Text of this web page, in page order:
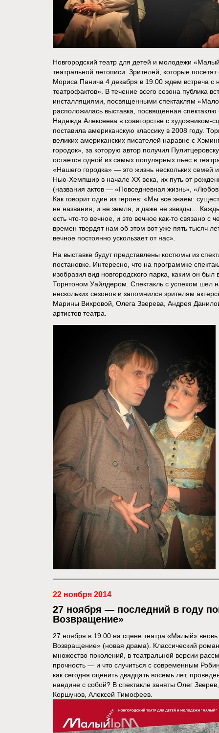
Новгородский театр для детей и молодежи
театральной летописи. Зрителей, которые
Мориса Панича 4 декабря в 19.00 ждем встреча с
театрофактов». В течение всего сезона публика
инсталляциями, посвященными спектаклям
расположилась выставка, посвященная
Надежда Алексеева в соавторстве с
поставила американскую классику в 2008 году.
великих американских писателей наравне с
городок», за которую автор получил
остается одной из самых популярных пьес в
«Нашего городка» — это жизнь нескольких семей
Нью-Хемпшир в начале XX века, их путь от
(названия актов — «Повседневная жизнь»,
Как говорит один из героев: «Мы все знаем:
не названия, и не земля, и даже не звезды…
есть что-то вечное, и это вечное как-то связано с
времен твердят нам об этом вот уже пять тысяч
вечное постоянно ускользает от нас».
На выставке будут представлены костюмы из
постановке. Интересно, что на программке
изобразил вид новгородского парка, каким он был
Торнтоном Уайлдером. Спектакль с успехом шел
нескольких сезонов и запомнился зрителям
Марины Вихровой, Олега Зверева, Андрея
артистов театра.
22 ноября 2014
27 ноября — последний в году
Возвращение»
27 ноября в 19.00 на сцене театра «Малый» вновь
Возвращение» (новая драма). Классический
множество поколений, в театральной версии
прочность — и что случиться с современным
как сегодня оценить двадцать восемь лет,
наедине с собой? В спектакле заняты Олег
Коршунов, Алексей Тимофеев.